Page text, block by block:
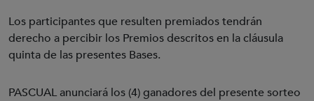
Los participantes que resulten premiados tendrán
derecho a percibir los Premios descritos en la cláusula
quinta de las presentes Bases.
PASCUAL anunciará los (4) ganadores del presente sorteo